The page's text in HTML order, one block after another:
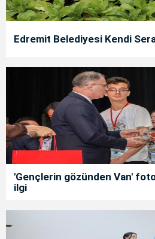
Edremit Belediyesi Kendi
'Gençlerin gözünden Van'
ilgi